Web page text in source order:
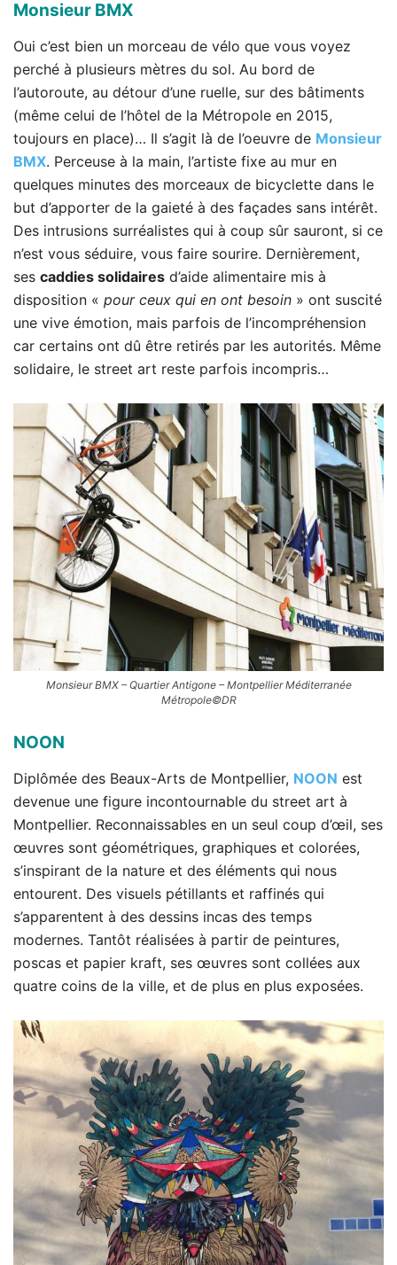
Monsieur BMX
Oui c’est bien un morceau de vélo que vous voyez
perché à plusieurs mètres du sol. Au bord de
l’autoroute, au détour d’une ruelle, sur des bâtiments
(même celui de l’hôtel de la Métropole en 2015,
toujours en place)… Il s’agit là de l’oeuvre de Monsieur
BMX. Perceuse à la main, l’artiste fixe au mur en
quelques minutes des morceaux de bicyclette dans le
but d’apporter de la gaieté à des façades sans intérêt.
Des intrusions surréalistes qui à coup sûr sauront, si ce
n’est vous séduire, vous faire sourire. Dernièrement,
ses caddies solidaires d’aide alimentaire mis à
disposition « pour ceux qui en ont besoin » ont suscité
une vive émotion, mais parfois de l’incompréhension
car certains ont dû être retirés par les autorités. Même
solidaire, le street art reste parfois incompris…
Monsieur BMX – Quartier Antigone – Montpellier Méditerranée
Métropole©DR
NOON
Diplômée des Beaux-Arts de Montpellier, NOON est
devenue une figure incontournable du street art à
Montpellier. Reconnaissables en un seul coup d’œil, ses
œuvres sont géométriques, graphiques et colorées,
s’inspirant de la nature et des éléments qui nous
entourent. Des visuels pétillants et raffinés qui
s’apparentent à des dessins incas des temps
modernes. Tantôt réalisées à partir de peintures,
poscas et papier kraft, ses œuvres sont collées aux
quatre coins de la ville, et de plus en plus exposées.